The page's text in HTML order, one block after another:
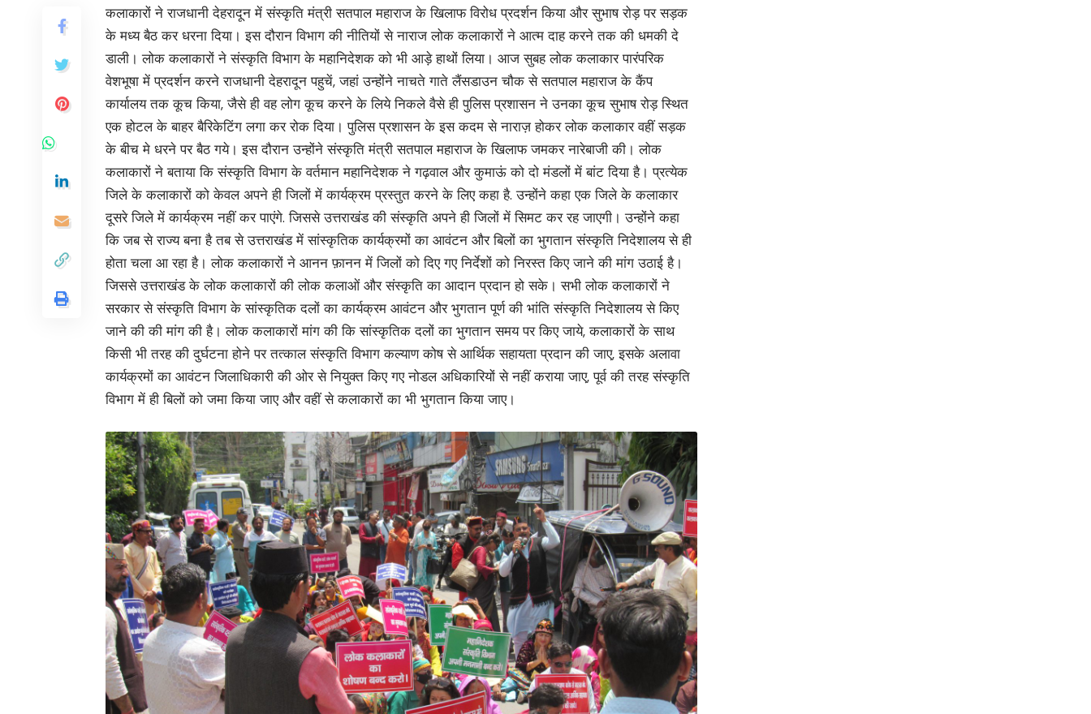
कलाकारों ने राजधानी देहरादून में संस्कृति मंत्री सतपाल महाराज के खिलाफ विरोध प्रदर्शन किया और सुभाष रोड़ पर सड़क
के मध्य बैठ कर धरना दिया। इस दौरान विभाग की नीतियों से नाराज लोक कलाकारों ने आत्म दाह करने तक की धमकी दे
डाली। लोक कलाकारों ने संस्कृति विभाग के महानिदेशक को भी आड़े हाथों लिया। आज सुबह लोक कलाकार पारंपरिक
वेशभूषा में प्रदर्शन करने राजधानी देहरादून पहुचें, जहां उन्होंने नाचते गाते लैंसडाउन चौक से सतपाल महाराज के कैंप
कार्यालय तक कूच किया, जैसे ही वह लोग कूच करने के लिये निकले वैसे ही पुलिस प्रशासन ने उनका कूच सुभाष रोड़ स्थित
एक होटल के बाहर बैरिकेटिंग लगा कर रोक दिया। पुलिस प्रशासन के इस कदम से नाराज़ होकर लोक कलाकार वहीं सड़क
के बीच मे धरने पर बैठ गये। इस दौरान उन्होंने संस्कृति मंत्री सतपाल महाराज के खिलाफ जमकर नारेबाजी की। लोक
कलाकारों ने बताया कि संस्कृति विभाग के वर्तमान महानिदेशक ने गढ़वाल और कुमाऊं को दो मंडलों में बांट दिया है। प्रत्येक
जिले के कलाकारों को केवल अपने ही जिलों में कार्यक्रम प्रस्तुत करने के लिए कहा है. उन्होंने कहा एक जिले के कलाकार
दूसरे जिले में कार्यक्रम नहीं कर पाएंगे. जिससे उत्तराखंड की संस्कृति अपने ही जिलों में सिमट कर रह जाएगी। उन्होंने कहा
कि जब से राज्य बना है तब से उत्तराखंड में सांस्कृतिक कार्यक्रमों का आवंटन और बिलों का भुगतान संस्कृति निदेशालय से ही
होता चला आ रहा है। लोक कलाकारों ने आनन फ़ानन में जिलों को दिए गए निर्देशों को निरस्त किए जाने की मांग उठाई है।
जिससे उत्तराखंड के लोक कलाकारों की लोक कलाओं और संस्कृति का आदान प्रदान हो सके। सभी लोक कलाकारों ने
सरकार से संस्कृति विभाग के सांस्कृतिक दलों का कार्यक्रम आवंटन और भुगतान पूर्ण की भांति संस्कृति निदेशालय से किए
जाने की की मांग की है। लोक कलाकारों मांग की कि सांस्कृतिक दलों का भुगतान समय पर किए जाये, कलाकारों के साथ
किसी भी तरह की दुर्घटना होने पर तत्काल संस्कृति विभाग कल्याण कोष से आर्थिक सहायता प्रदान की जाए, इसके अलावा
कार्यक्रमों का आवंटन जिलाधिकारी की ओर से नियुक्त किए गए नोडल अधिकारियों से नहीं कराया जाए, पूर्व की तरह संस्कृति
विभाग में ही बिलों को जमा किया जाए और वहीं से कलाकारों का भी भुगतान किया जाए।